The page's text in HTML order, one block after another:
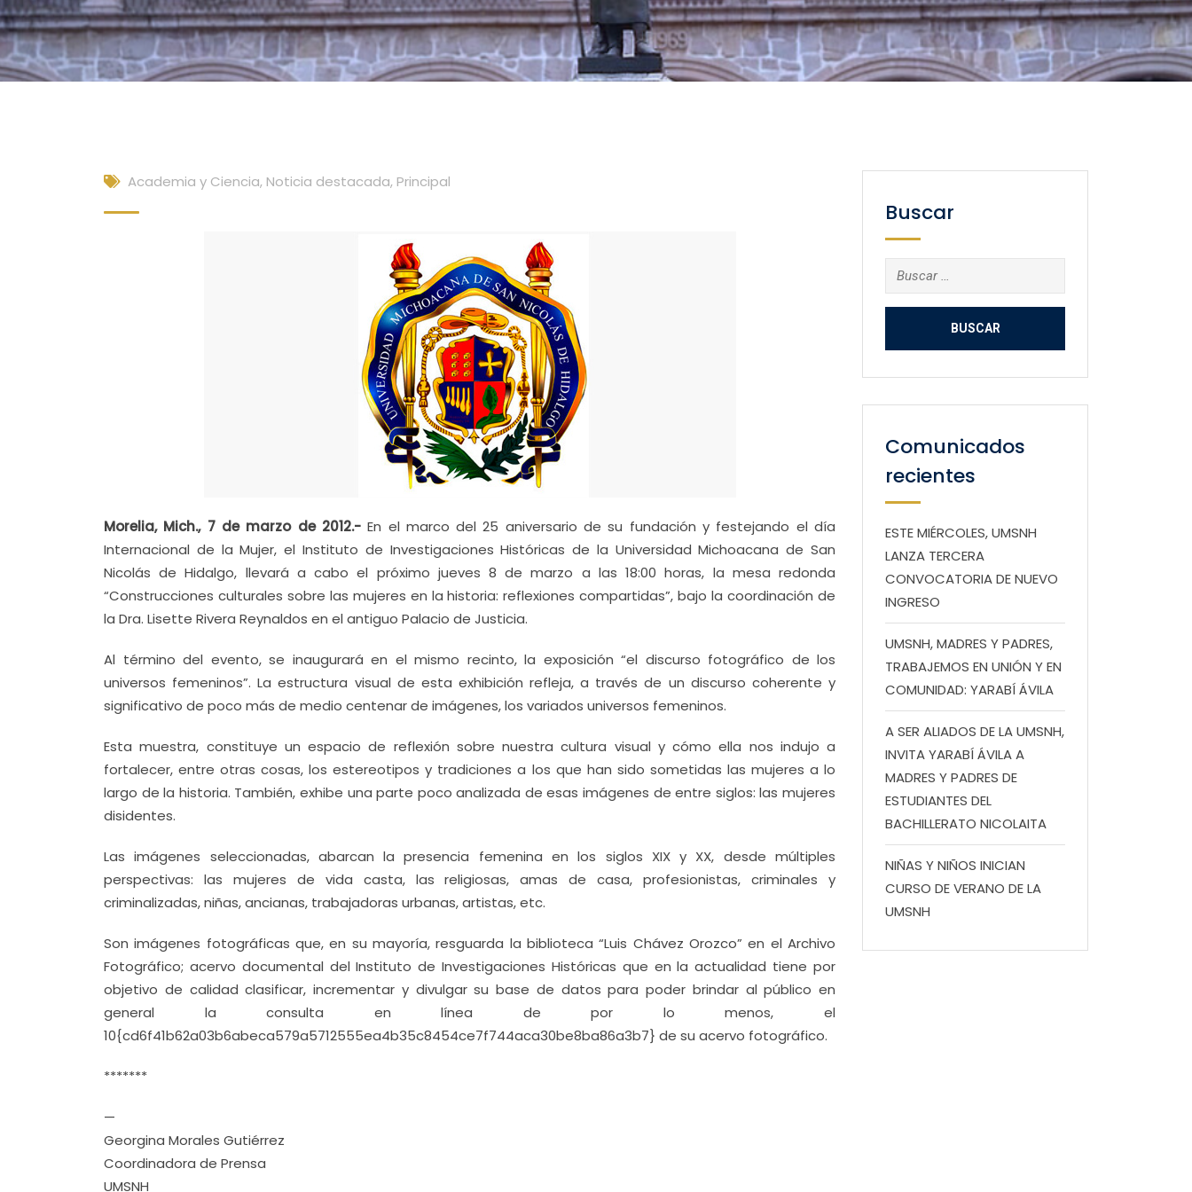
Academia y Ciencia, Noticia destacada, Principal
Morelia, Mich., 7 de marzo de 2012.-En el marco del 25 aniversario de su fundación y festejando el día
Internacional de la Mujer, el Instituto de Investigaciones Históricas de la Universidad Michoacana de San
Nicolás de Hidalgo, llevará a cabo el próximo jueves 8 de marzo a las 18:00 horas, la mesa redonda
“Construcciones culturales sobre las mujeres en la historia: reflexiones compartidas”, bajo la coordinación de
la Dra. Lisette Rivera Reynaldos en el antiguo Palacio de Justicia.
Al término del evento, se inaugurará en el mismo recinto, la exposición “el discurso fotográfico de los
universos femeninos”. La estructura visual de esta exhibición refleja, a través de un discurso coherente y
significativo de poco más de medio centenar de imágenes, los variados universos femeninos.
Esta muestra, constituye un espacio de reflexión sobre nuestra cultura visual y cómo ella nos indujo a
fortalecer, entre otras cosas, los estereotipos y tradiciones a los que han sido sometidas las mujeres a lo
largo de la historia. También, exhibe una parte poco analizada de esas imágenes de entre siglos: las mujeres
disidentes.
Las imágenes seleccionadas, abarcan la presencia femenina en los siglos XIX y XX, desde múltiples
perspectivas: las mujeres de vida casta, las religiosas, amas de casa, profesionistas, criminales y
criminalizadas, niñas, ancianas, trabajadoras urbanas, artistas, etc.
Son imágenes fotográficas que, en su mayoría, resguarda la biblioteca “Luis Chávez Orozco” en el Archivo
Fotográfico; acervo documental del Instituto de Investigaciones Históricas que en la actualidad tiene por
objetivo de calidad clasificar, incrementar y divulgar su base de datos para poder brindar al público en
general la consulta en línea de por lo menos, el
10{cd6f41b62a03b6abeca579a5712555ea4b35c8454ce7f744aca30be8ba86a3b7} de su acervo fotográfico.
*******
—
Georgina Morales Gutiérrez
Coordinadora de Prensa
UMSNH
Buscar
Buscar:
Comunicados
recientes
ESTE MIÉRCOLES, UMSNH
LANZA TERCERA
CONVOCATORIA DE NUEVO
INGRESO
UMSNH, MADRES Y PADRES,
TRABAJEMOS EN UNIÓN Y EN
COMUNIDAD: YARABÍ ÁVILA
A SER ALIADOS DE LA UMSNH,
INVITA YARABÍ ÁVILA A
MADRES Y PADRES DE
ESTUDIANTES DEL
BACHILLERATO NICOLAITA
NIÑAS Y NIÑOS INICIAN
CURSO DE VERANO DE LA
UMSNH